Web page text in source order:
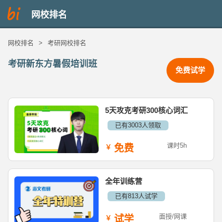
网校排名
网校排名 > 考研网校排名
考研新东方暑假培训班
免费试学
5天攻克考研300核心词汇
已有3003人领取
免费 课时5h
全年训练营
已有813人试学
试学 面授/网课